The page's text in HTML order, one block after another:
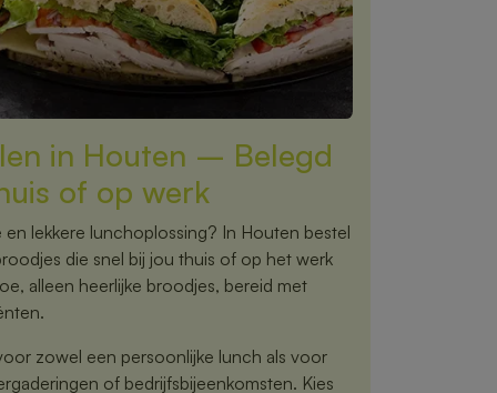
in Houten – Belegd
of op werk
en lekkere lunchoplossing? In Houten bestel
die snel bij jou thuis of op het werk
alleen heerlijke broodjes, bereid met
zowel een persoonlijke lunch als voor
of bedrijfsbijeenkomsten. Kies